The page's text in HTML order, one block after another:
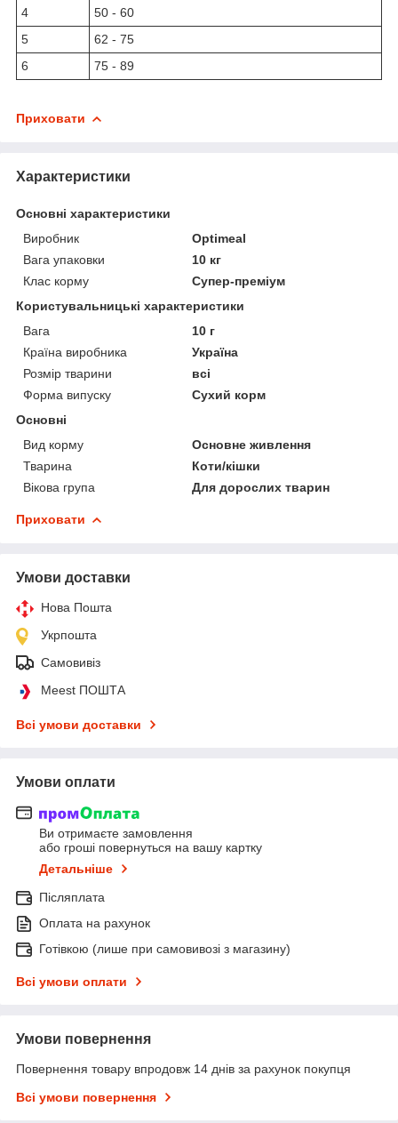
4
50 - 60
5
62 - 75
6
75 - 89
Приховати
Характеристики
Основні характеристики
Виробник
Optimeal
Вага упаковки
10 кг
Клас корму
Супер-преміум
Користувальницькі характеристики
Вага
10 г
Країна виробника
Україна
Розмір тварини
всі
Форма випуску
Сухий корм
Основні
Вид корму
Основне живлення
Тварина
Коти/кішки
Вікова група
Для дорослих тварин
Приховати
Умови доставки
Нова Пошта
Укрпошта
Самовивіз
Meest ПОШТА
Всі умови доставки
Умови оплати
Ви отримаєте замовлення
або гроші повернуться на вашу картку
Детальніше
Післяплата
Оплата на рахунок
Готівкою (лише при самовивозі з магазину)
Всі умови оплати
Умови повернення
Повернення товару впродовж 14 днів за рахунок покупця
Всі умови повернення